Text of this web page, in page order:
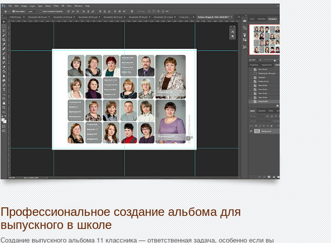
Профессиональное создание альбома для
выпускного в школе
Создание выпускного альбома 11 классника — ответственная задача, особенно если вы